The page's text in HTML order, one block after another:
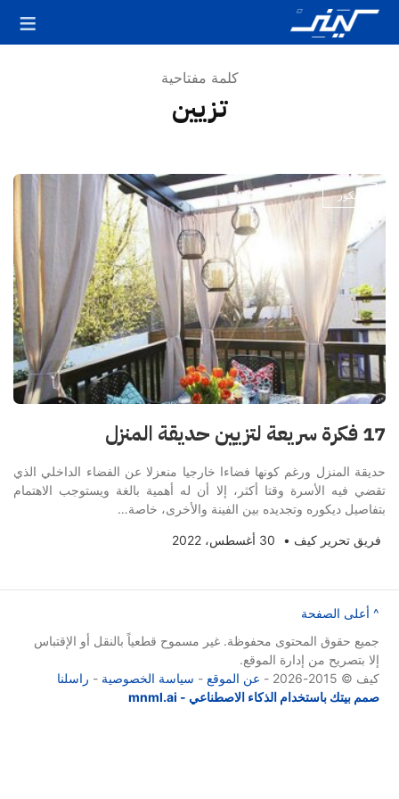
كلمة مفتاحية
تزيين
ديكور
17 فكرة سريعة لتزيين حديقة المنزل
حديقة المنزل ورغم كونها فضاءا خارجيا منعزلا عن الفضاء الداخلي الذي
تقضي فيه الأسرة وقتا أكثر، إلا أن له أهمية بالغة ويستوجب الاهتمام
بتفاصيل ديكوره وتجديده بين الفينة والأخرى، خاصة…
فريق تحرير كيف • 30 أغسطس، 2022
^ أعلى الصفحة
جميع حقوق المحتوى محفوظة. غير مسموح قطعياً بالنقل أو الإقتباس
إلا بتصريح من إدارة الموقع.
كيف © 2015-2026 -
عن الموقع - سياسة الخصوصية - راسلنا
صمم بيتك باستخدام الذكاء الاصطناعي - mnml.ai